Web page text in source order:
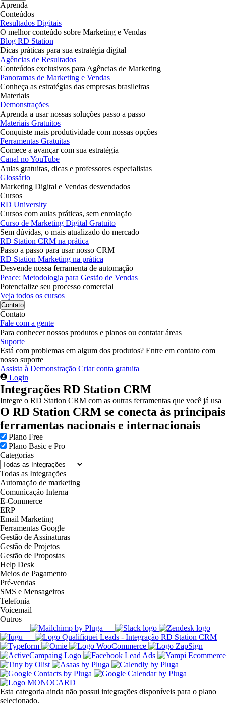
Aprenda
Conteúdos
Resultados Digitais
O melhor conteúdo sobre Marketing e Vendas
Blog RD Station
Dicas práticas para sua estratégia digital
Agências de Resultados
Conteúdos exclusivos para Agências de Marketing
Panoramas de Marketing e Vendas
Conheça as estratégias das empresas brasileiras
Materiais
Demonstrações
Aprenda a usar nossas soluções passo a passo
Materiais Gratuitos
Conquiste mais produtividade com nossas opções
Ferramentas Gratuitas
Comece a avançar com sua estratégia
Canal no YouTube
Aulas gratuitas, dicas e professores especialistas
Glossário
Marketing Digital e Vendas desvendados
Cursos
RD University
Cursos com aulas práticas, sem enrolação
Curso de Marketing Digital Gratuito
Sem dúvidas, o mais atualizado do mercado
RD Station CRM na prática
Passo a passo para usar nosso CRM
RD Station Marketing na prática
Desvende nossa ferramenta de automação
Peace: Metodologia para Gestão de Vendas
Potencialize seu processo comercial
Veja todos os cursos
Contato
Contato
Fale com a gente
Para conhecer nossos produtos e planos ou contatar áreas
Suporte
Está com problemas em algum dos produtos? Entre em contato com
nosso suporte
Assista à Demonstração Criar conta gratuita
Login
Integrações RD Station CRM
Integre o RD Station CRM com as outras ferramentas que você já usa
O RD Station CRM se conecta às principais
ferramentas nacionais e internacionais
Plano Free
Plano Basic e Pro
Categorias
Todas as Integrações
Automação de marketing
Comunicação Interna
E-Commerce
ERP
Email Marketing
Ferramentas Google
Gestão de Assinaturas
Gestão de Projetos
Gestão de Propostas
Help Desk
Meios de Pagamento
Pré-vendas
SMS e Mensageiros
Telefonia
Voicemail
Outros
Esta categoria ainda não possui integrações disponíveis para o plano
selecionado.